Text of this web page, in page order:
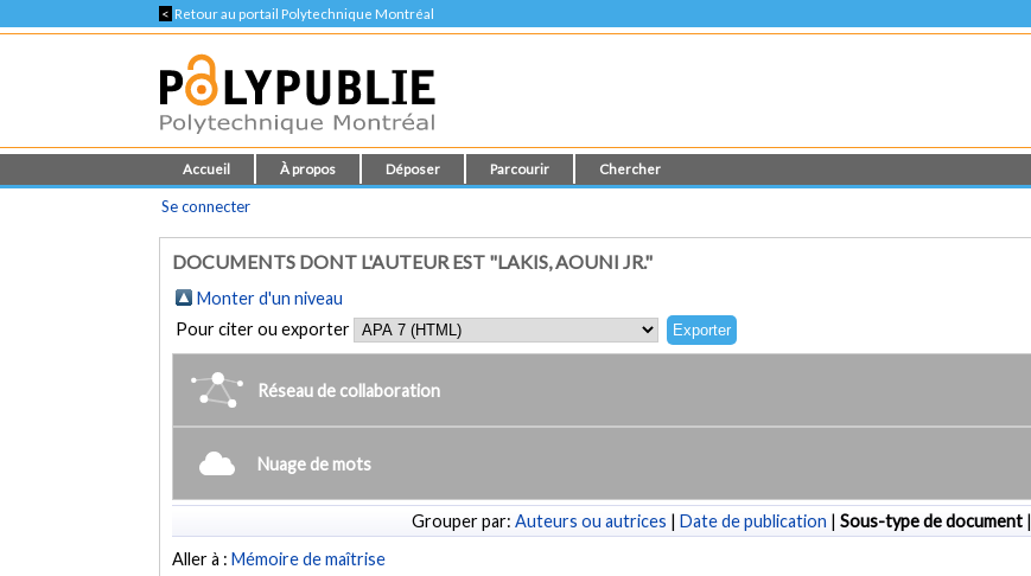
< Retour au portail Polytechnique Montréal
Accueil À propos Déposer Parcourir Chercher
Se connecter
DOCUMENTS DONT L'AUTEUR EST "LAKIS, AOUNI JR."
Monter d'un niveau
Pour citer ou exporter
Réseau de collaboration
Nuage de mots
Grouper par: Auteurs ou autrices | Date de publication | Sous-type de document |
Aller à :Mémoire de maîtrise